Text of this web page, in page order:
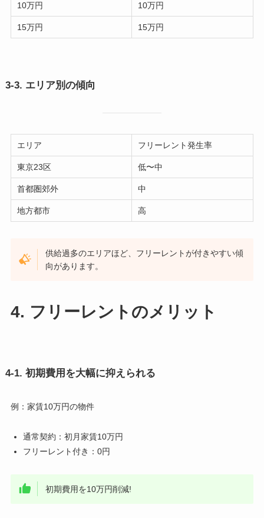
10万円 10万円
15万円 15万円
3-3. エリア別の傾向
エリア フリーレント発生率
東京23区 低〜中
首都圏郊外 中
地方都市 高
供給過多のエリアほど、フリーレントが付きやすい傾
向があります。
4. フリーレントのメリット
4-1. 初期費用を大幅に抑えられる
例：家賃10万円の物件
通常契約：初月家賃10万円
フリーレント付き：0円
初期費用を10万円削減!